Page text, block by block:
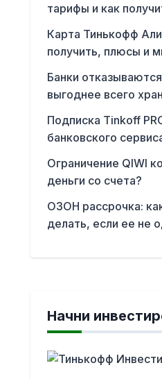
тарифы и как
Карта Тинькофф
получить, плюсы и
Банки
выгоднее всего
Подписка Tinkoff
банковского
Ограничение QIWI
деньги со счета?
ОЗОН рассрочка:
делать, если ее не
Начни